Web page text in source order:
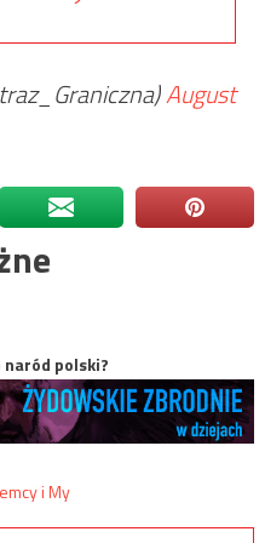
August
naród polski?